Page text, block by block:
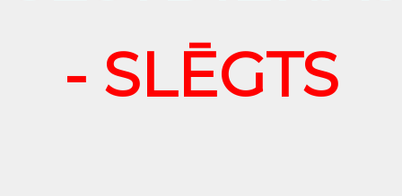
- SLĒGTS